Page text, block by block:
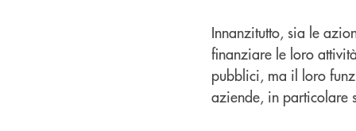
Innanzitutto, sia le
finanziare le loro
pubblici, ma il loro
aziende, in particolare